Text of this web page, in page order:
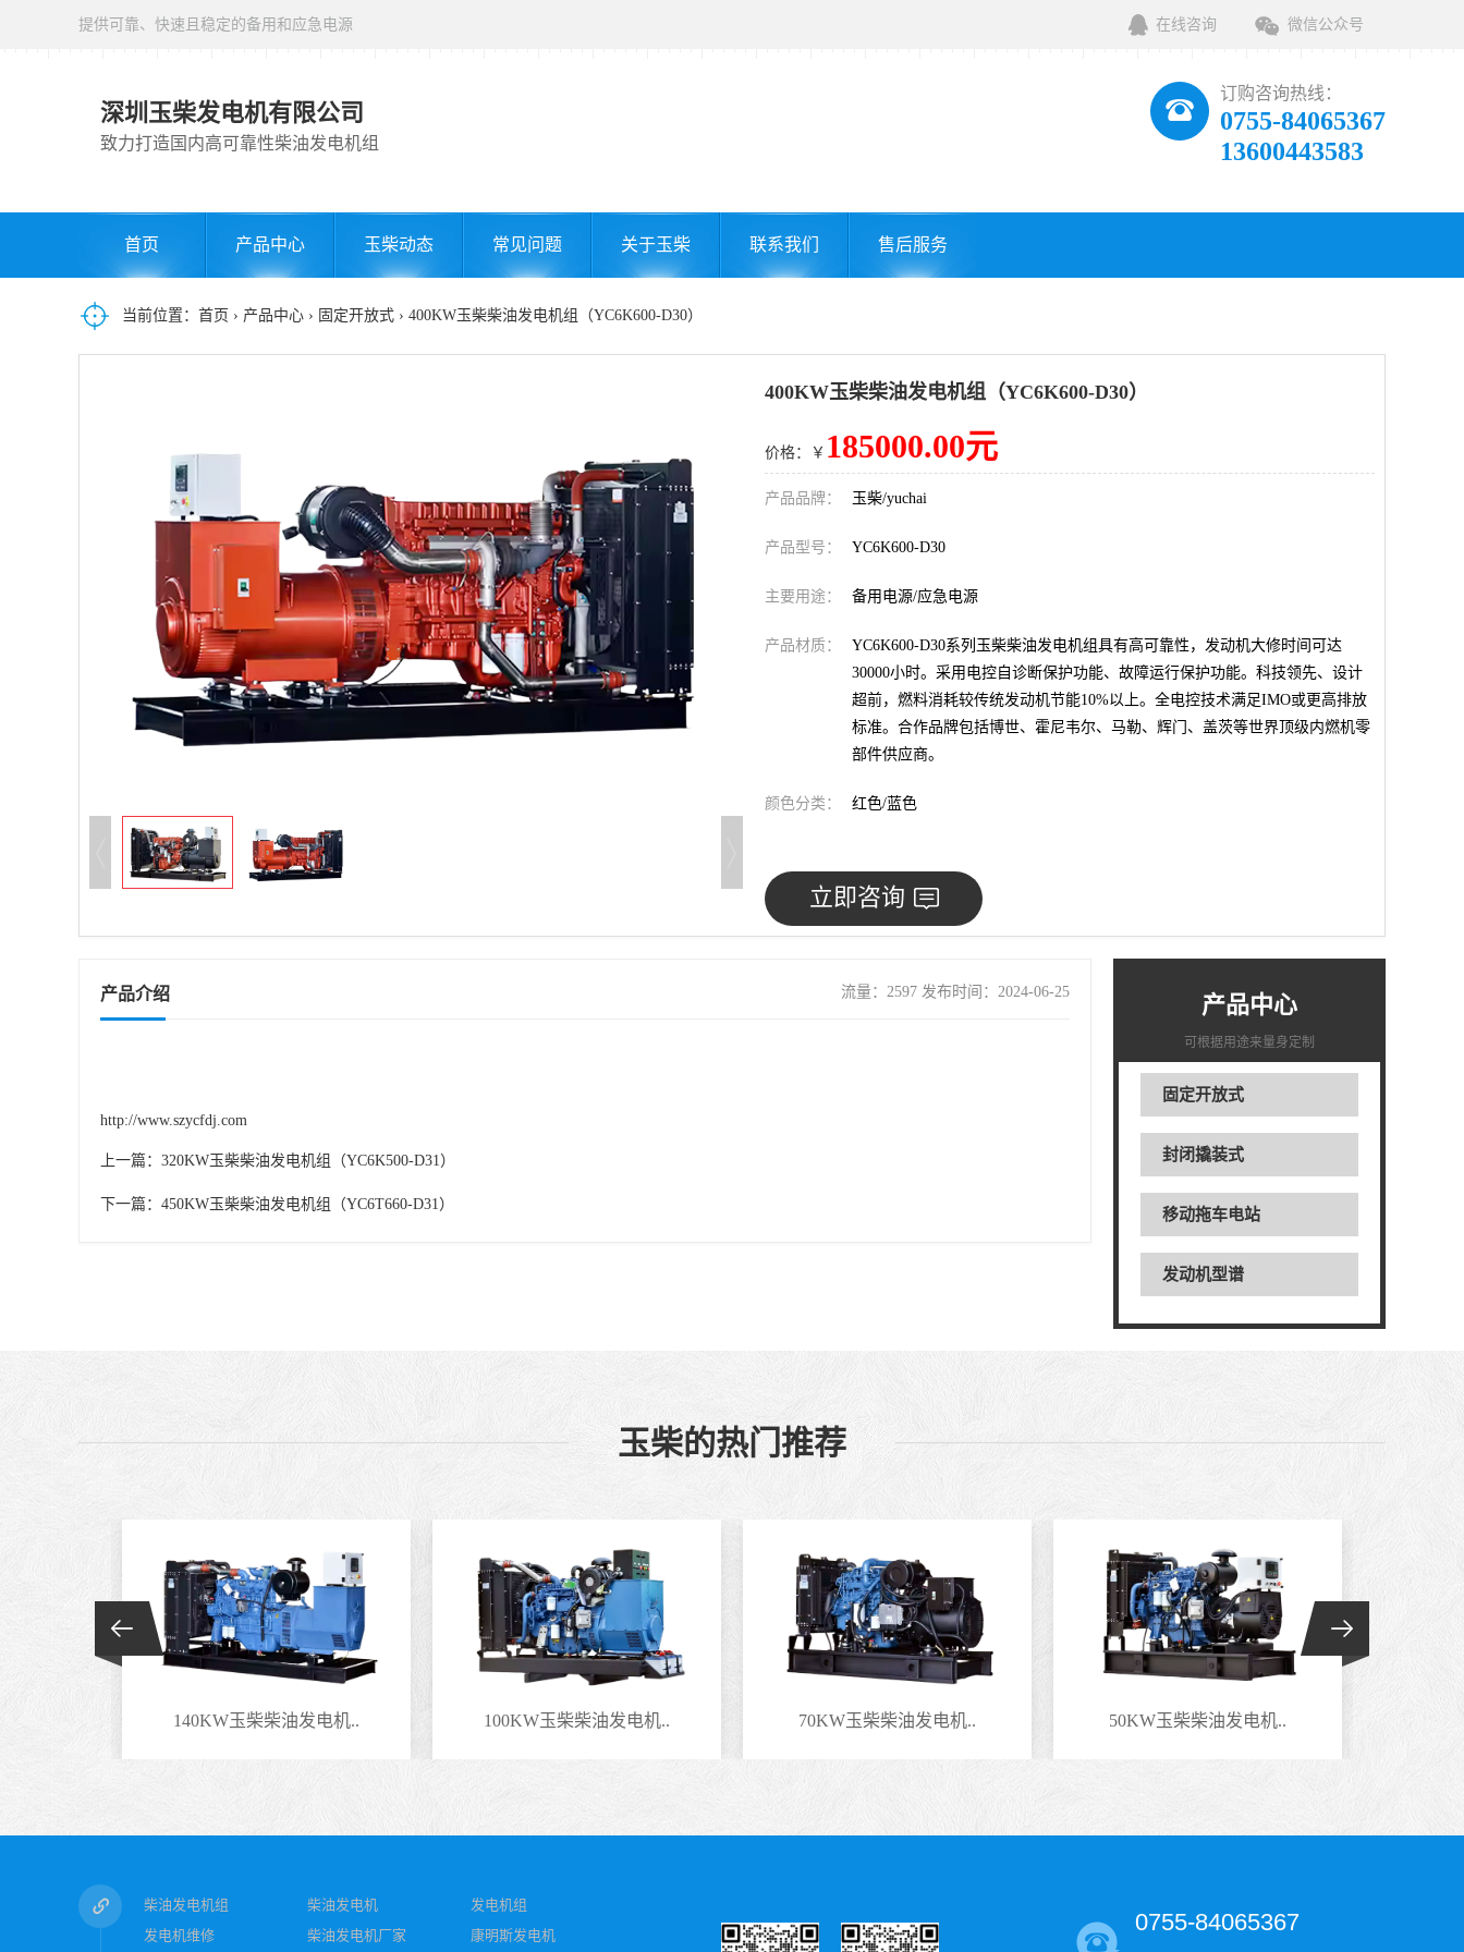
提供可靠、快速且稳定的备用和应急电源 在线咨询 微信公众号
深圳玉柴发电机有限公司
致力打造国内高可靠性柴油发电机组
订购咨询热线：
0755-84065367
13600443583
首页 产品中心 玉柴动态 常见问题 关于玉柴 联系我们 售后服务
当前位置： 首页 › 产品中心 › 固定开放式 › 400KW玉柴柴油发电机组（YC6K600-D30）
400KW玉柴柴油发电机组（YC6K600-D30）
价格：￥ 185000.00元
产品品牌： 玉柴/yuchai
产品型号： YC6K600-D30
主要用途： 备用电源/应急电源
产品材质：
YC6K600-D30系列玉柴柴油发电机组具有高可靠性，发动机大修时间可达
30000小时。采用电控自诊断保护功能、故障运行保护功能。科技领先、设计
超前，燃料消耗较传统发动机节能10%以上。全电控技术满足IMO或更高排放
标准。合作品牌包括博世、霍尼韦尔、马勒、辉门、盖茨等世界顶级内燃机零
部件供应商。
颜色分类： 红色/蓝色
立即咨询
产品中心
可根据用途来量身定制
固定开放式
封闭撬装式
移动拖车电站
发动机型谱
产品介绍 流量：2597 发布时间：2024-06-25
http://www.szycfdj.com
上一篇： 320KW玉柴柴油发电机组（YC6K500-D31）
下一篇： 450KW玉柴柴油发电机组（YC6T660-D31）
玉柴的热门推荐
140KW玉柴柴油发电机.. 100KW玉柴柴油发电机.. 70KW玉柴柴油发电机.. 50KW玉柴柴油发电机..
柴油发电机组 柴油发电机
发电机组
发电机维修
柴油发电机厂家 康明斯发电机 0755-84065367